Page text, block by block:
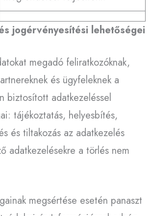
jogérvényesítési lehetőségei
megadó feliratkozóknak,
és ügyfeleknek a
biztosított adatkezeléssel
tájékoztatás, helyesbítés,
és tiltakozás az adatkezelés
adatkezelésekre a törlés nem
megsértése esetén panaszt